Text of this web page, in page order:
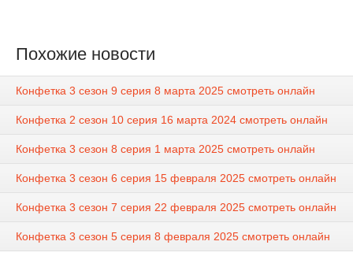
Похожие новости
Конфетка 3 сезон 9 серия 8 марта 2025 смотреть онлайн
Конфетка 2 сезон 10 серия 16 марта 2024 смотреть онлайн
Конфетка 3 сезон 8 серия 1 марта 2025 смотреть онлайн
Конфетка 3 сезон 6 серия 15 февраля 2025 смотреть онлайн
Конфетка 3 сезон 7 серия 22 февраля 2025 смотреть онлайн
Конфетка 3 сезон 5 серия 8 февраля 2025 смотреть онлайн